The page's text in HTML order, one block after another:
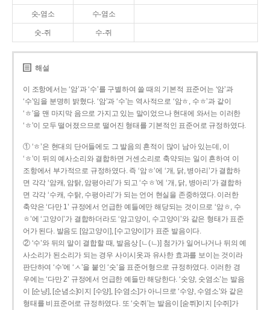
숫-염소 수-염소
숫-쥐 수-쥐
해설
이 조항에서는 ‘암’과 ‘수’를 구별하여 쓸 때의 기본적 표준어는 ‘암’과
‘수’임을 분명히 밝혔다. ‘암’과 ‘수’는 역사적으로 ‘암ㅎ, 수ㅎ’과 같이
‘ㅎ’을 맨 마지막 음으로 가지고 있는 말이었으나 현대에 와서는 이러한
‘ㅎ’이 모두 떨어졌으므로 떨어진 형태를 기본적인 표준어로 규정하였다.
① ‘ㅎ’은 현대의 단어들에도 그 발음의 흔적이 많이 남아 있는데, 이
‘ㅎ’이 뒤의 예사소리와 결합하면 거센소리로 축약되는 일이 흔하여 이
조항에서 부가적으로 규정하였다. 즉 ‘암ㅎ’에 ‘개, 닭, 병아리’가 결합하
면 각각 ‘암캐, 암탉, 암평아리’가 되고 ‘수ㅎ’에 ‘개, 닭, 병아리’가 결합하
면 각각 ‘수캐, 수탉, 수평아리’가 되는 언어 현실을 존중하였다. 이러한
축약은 ‘다만 1’ 규정에서 언급한 예들에만 해당되는 것이므로 ‘암ㅎ, 수
ㅎ’에 ‘고양이’가 결합하더라도 ‘암고양이, 수고양이’와 같은 형태가 표준
어가 된다. 발음도 [암고양이], [수고양이]가 표준 발음이다.
② ‘수’와 뒤의 말이 결합할 때, 발음상 [ㄴ(ㄴ)] 첨가가 일어나거나 뒤의 예
사소리가 된소리가 되는 경우 사이시옷과 유사한 효과를 보이는 것이라
판단하여 ‘수’에 ‘ㅅ’을 붙인 ‘숫’을 표준어형으로 규정하였다. 이러한 경
우에는 ‘다만 2’ 규정에서 언급한 예들만 해당한다. ‘숫양, 숫염소’는 발음
이 [순냥], [순념소]이지 [수양], [수염소]가 아니므로 ‘수양, 수염소’와 같은
형태를 비표준어로 규정하였다. 또 ‘숫쥐’는 발음이 [숟쮜]이지 [수쥐]가